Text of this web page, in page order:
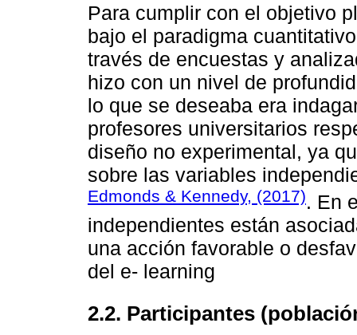
Para cumplir con el objetivo
bajo el paradigma
través de encuestas y
hizo con un nivel de
lo que se deseaba era
profesores universitarios
diseño no experimental, ya
sobre las variables
Edmonds & Kennedy, (2017). En
independientes están
una acción favorable o
del e- learning
2.2. Participantes